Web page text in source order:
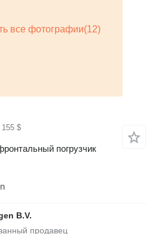
$
погрузчик
B.V.